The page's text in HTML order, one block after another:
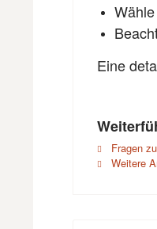
Eine
Fragen
Weitere